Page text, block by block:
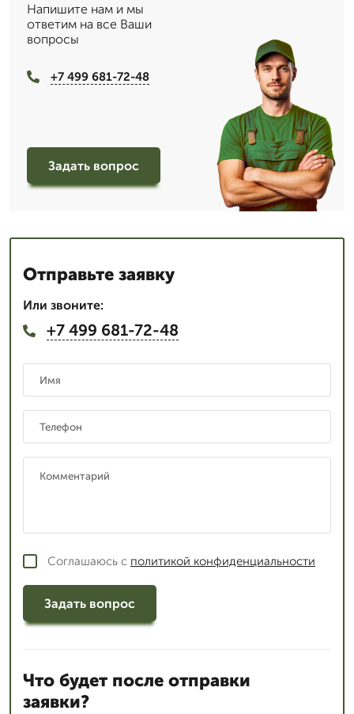
Напишите нам и мы
ответим на все Ваши
вопросы
+7 499 681-72-48
Задать вопрос
Отправьте заявку
Или звоните:
+7 499 681-72-48
Соглашаюсь с политикой конфиденциальности
Задать вопрос
Что будет после отправки
заявки?